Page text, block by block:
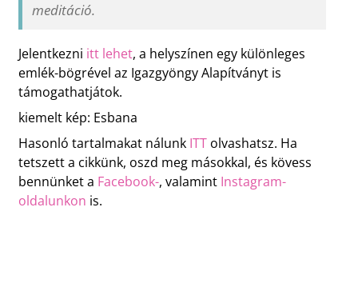
meditáció.
Jelentkezni itt lehet, a helyszínen egy különleges
emlék-bögrével az Igazgyöngy Alapítványt is
támogathatjátok.
kiemelt kép: Esbana
Hasonló tartalmakat nálunk ITTolvashatsz. Ha
tetszett a cikkünk, oszd meg másokkal, és kövess
bennünket a Facebook-, valamint Instagram-
oldalunkon is.